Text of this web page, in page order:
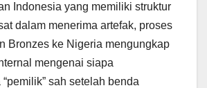
Indonesia yang memiliki struktur
dalam menerima artefak, proses
Bronzes ke Nigeria mengungkap
mengenai siapa
sah setelah benda